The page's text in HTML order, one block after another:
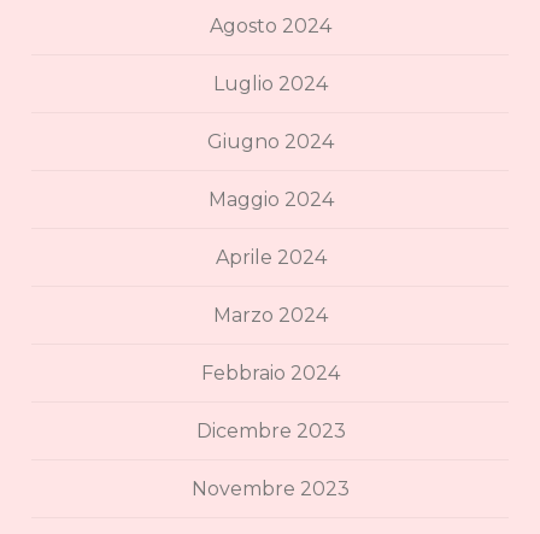
Agosto 2024
Luglio 2024
Giugno 2024
Maggio 2024
Aprile 2024
Marzo 2024
Febbraio 2024
Dicembre 2023
Novembre 2023